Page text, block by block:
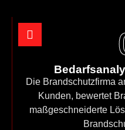
Die Brandschutzfirma
Kunden, bewertet
maßgeschneiderte